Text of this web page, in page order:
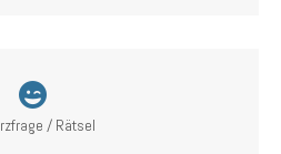
/ Rätsel